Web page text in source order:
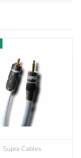
Supra Cables